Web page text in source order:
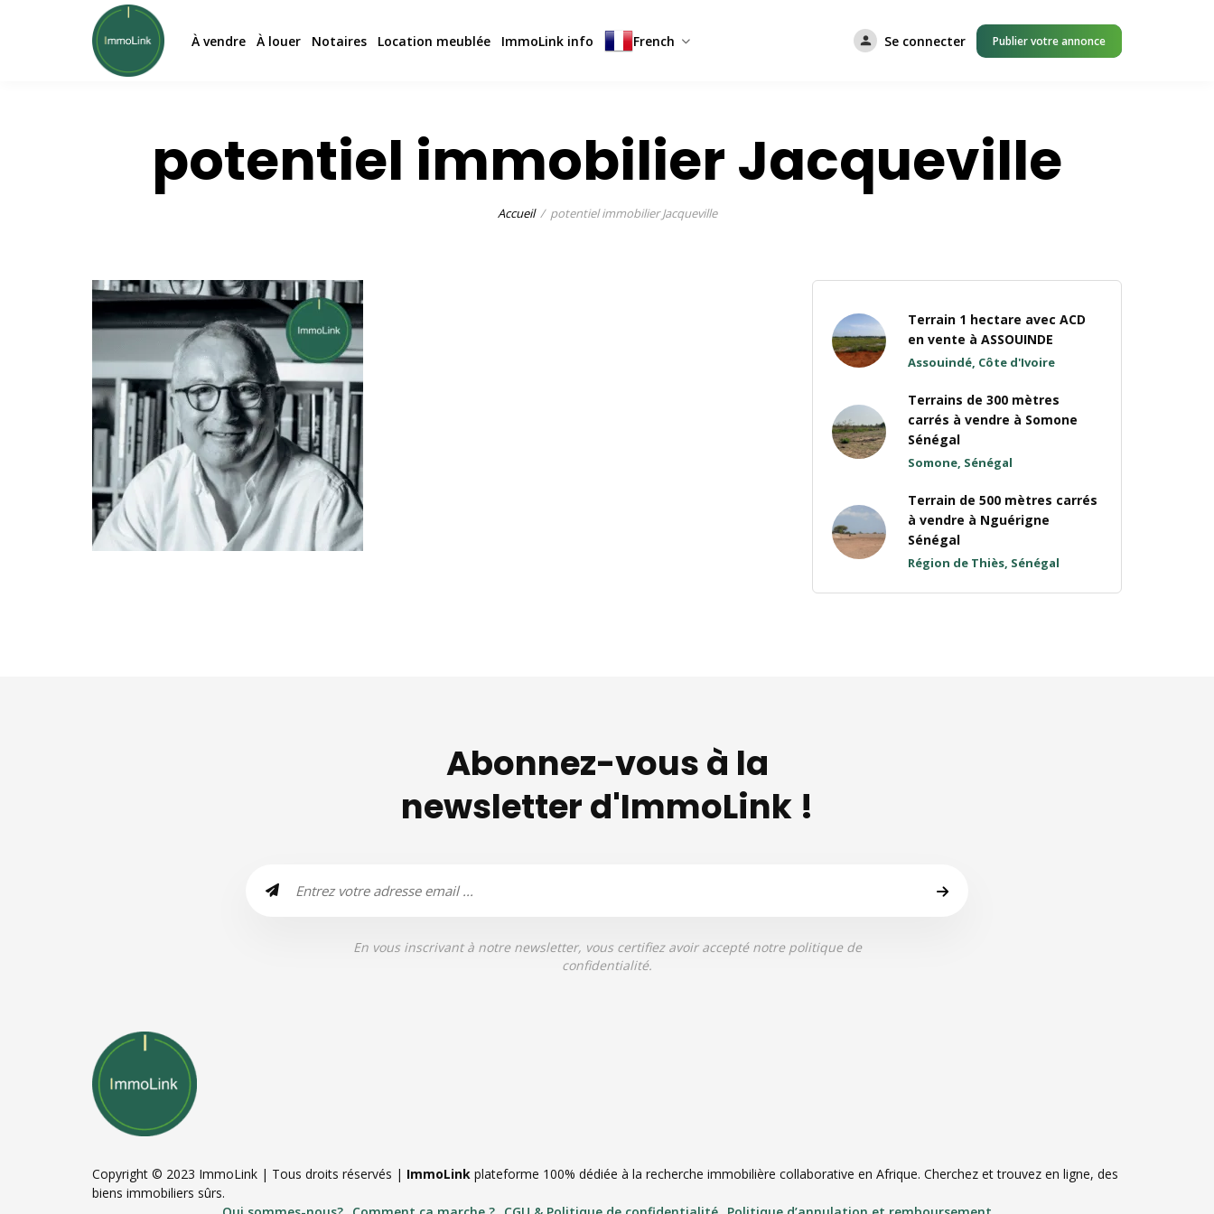
À vendre À louer Notaires Location meublée ImmoLink info French Se connecter Publier votre annonce
potentiel immobilier Jacqueville
Accueil potentiel immobilier Jacqueville
Terrain 1 hectare avec ACD
en vente à ASSOUINDE
Assouindé, Côte d'Ivoire
Terrains de 300 mètres
carrés à vendre à Somone
Sénégal
Somone, Sénégal
Terrain de 500 mètres carrés
à vendre à Nguérigne
Sénégal
Région de Thiès, Sénégal
Abonnez-vous à la
newsletter d'ImmoLink !
En vous inscrivant à notre newsletter, vous certifiez avoir accepté notre politique de
confidentialité.
Copyright © 2023 ImmoLink | Tous droits réservés | ImmoLink plateforme 100% dédiée à la recherche immobilière collaborative en Afrique. Cherchez et trouvez en ligne, des
biens immobiliers sûrs.